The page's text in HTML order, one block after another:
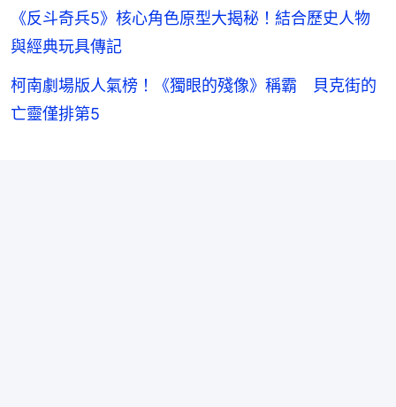
《反斗奇兵5》核心角色原型大揭秘！結合歷史人物
與經典玩具傳記
柯南劇場版人氣榜！《獨眼的殘像》稱霸 貝克街的
亡靈僅排第5